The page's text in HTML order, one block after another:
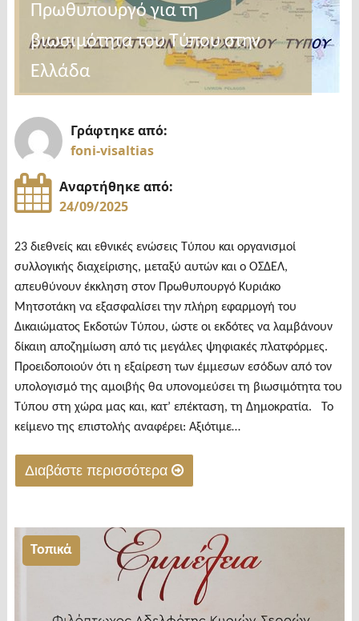
Πρωθυπουργό για τη
βιωσιμότητα του Τύπου στην
Ελλάδα
Γράφτηκε από:
foni-visaltias
Αναρτήθηκε από:
24/09/2025
23 διεθνείς και εθνικές ενώσεις Τύπου και οργανισμοί
συλλογικής διαχείρισης, μεταξύ αυτών και ο ΟΣΔΕΛ,
απευθύνουν έκκληση στον Πρωθυπουργό Κυριάκο
Μητσοτάκη να εξασφαλίσει την πλήρη εφαρμογή του
Δικαιώματος Εκδοτών Τύπου, ώστε οι εκδότες να λαμβάνουν
δίκαιη αποζημίωση από τις μεγάλες ψηφιακές πλατφόρμες.
Προειδοποιούν ότι η εξαίρεση των έμμεσων εσόδων από τον
υπολογισμό της αμοιβής θα υπονομεύσει τη βιωσιμότητα του
Τύπου στη χώρα μας και, κατ’ επέκταση, τη Δημοκρατία. Το
κείμενο της επιστολής αναφέρει: Αξιότιμε…
Διαβάστε περισσότερα
23
διεθνών
Τοπικά